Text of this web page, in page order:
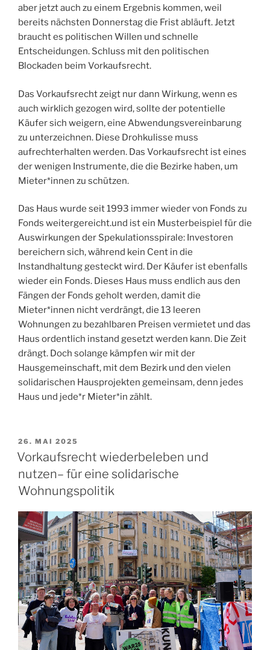
aber jetzt auch zu einem Ergebnis kommen, weil
bereits nächsten Donnerstag die Frist abläuft. Jetzt
braucht es politischen Willen und schnelle
Entscheidungen. Schluss mit den politischen
Blockaden beim Vorkaufsrecht.
Das Vorkaufsrecht zeigt nur dann Wirkung, wenn es
auch wirklich gezogen wird, sollte der potentielle
Käufer sich weigern, eine Abwendungsvereinbarung
zu unterzeichnen. Diese Drohkulisse muss
aufrechterhalten werden. Das Vorkaufsrecht ist eines
der wenigen Instrumente, die die Bezirke haben, um
Mieter*innen zu schützen.
Das Haus wurde seit 1993 immer wieder von Fonds zu
Fonds weitergereicht.und ist ein Musterbeispiel für die
Auswirkungen der Spekulationsspirale: Investoren
bereichern sich, während kein Cent in die
Instandhaltung gesteckt wird. Der Käufer ist ebenfalls
wieder ein Fonds. Dieses Haus muss endlich aus den
Fängen der Fonds geholt werden, damit die
Mieter*innen nicht verdrängt, die 13 leeren
Wohnungen zu bezahlbaren Preisen vermietet und das
Haus ordentlich instand gesetzt werden kann. Die Zeit
drängt. Doch solange kämpfen wir mit der
Hausgemeinschaft, mit dem Bezirk und den vielen
solidarischen Hausprojekten gemeinsam, denn jedes
Haus und jede*r Mieter*in zählt.
VERÖFFENTLICHT
AM
26. MAI 2025
Vorkaufsrecht wiederbeleben und
nutzen– für eine solidarische
Wohnungspolitik